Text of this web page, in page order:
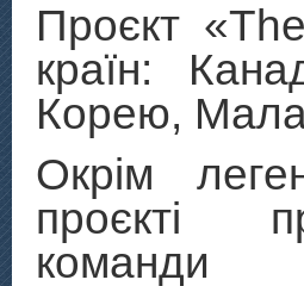
Проєкт
країн:
Корею,
Окрім
проєкті